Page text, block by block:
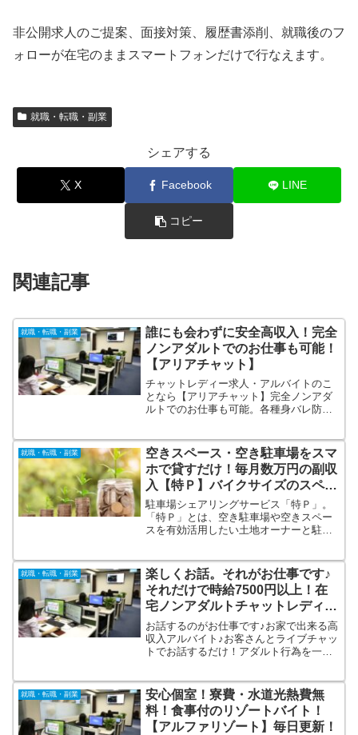
非公開求人のご提案、面接対策、履歴書添削、就職後のフ
ォローが在宅のままスマートフォンだけで行なえます。
就職・転職・副業
シェアする
X Facebook LINE
コピー
関連記事
就職・転職・副業
誰にも会わずに安全高収入！完全
ノンアダルトでのお仕事も可能！
【アリアチャット】
チャットレディー求人・アルバイトのこ
となら【アリアチャット】完全ノンアダ
ルトでのお仕事も可能。各種身バレ防止
代や５０代の方やぽっちゃりしている
等、年齢や容姿に不安な方についても、
スタッフが全面バックアップをいたしま
す。
就職・転職・副業
空きスペース・空き駐車場をスマ
ホで貸すだけ！毎月数万円の副収
入【特Ｐ】バイクサイズのスペー
スでもＯＫ！
駐車場シェアリングサービス「特Ｐ」。
「特Ｐ」とは、空き駐車場や空きスペー
スを有効活用したい土地オーナーと駐車
の登録料は無料です。設備投資やランニ
ングコストも一切かかりません。バイク
サイズのスペースでもＯＫ。
就職・転職・副業
楽しくお話。それがお仕事です♪
それだけで時給7500円以上！在
宅ノンアダルトチャットレディ求
人【GTM】
お話するのがお仕事です♪お家で出来る高
収入アルバイト♪お客さんとライブチャッ
トでお話するだけ！アダルト行為を一切
登録もものすごく簡単♪最短5分で登録で
きちゃいます♪自宅で出来て【高収入】毎
日が給料日【日払い制度】
就職・転職・副業
安心個室！寮費・水道光熱費無
料！食事付のリゾートバイト！
【アルファリゾート】毎日更新！